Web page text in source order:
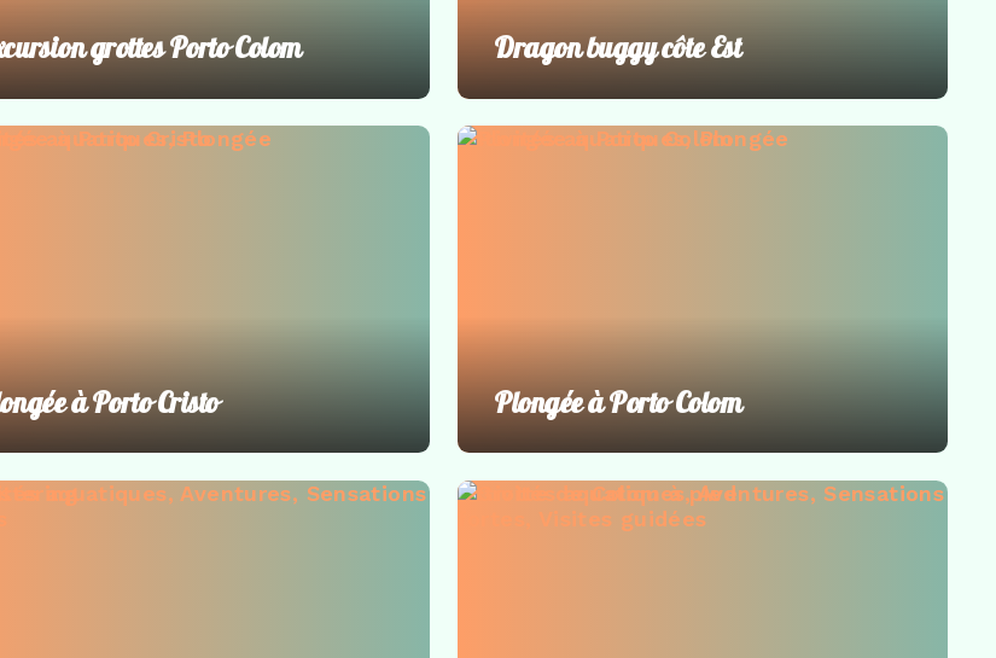
grottes Porto Colom Dragon buggy côte Est
à Porto Cristo
aquatiques,Plongée
Plongée à Porto Colom
Activités aquatiques,Plongée
aquatiques, Aventures, Sensations
Activités aquatiques,Aventures, Sensations
Visites guidées